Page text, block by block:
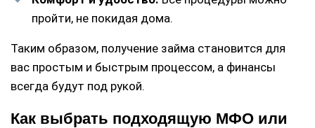
пройти, не покидая дома.
Таким образом, получение займа становится для
вас простым и быстрым процессом, а финансы
всегда будут под рукой.
Как выбрать подходящую МФО или